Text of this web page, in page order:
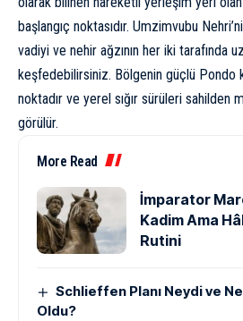
başlangıç noktasıdır. Umzimvubu
vadiyi ve nehir ağzının her iki tarafında
keşfedebilirsiniz. Bölgenin güçlü Pondo
noktadır ve yerel sığır sürüleri sahilden
görülür.
More Read
İmparator
Kadim Ama
Rutini
Schlieffen Planı Neydi ve
Oldu?